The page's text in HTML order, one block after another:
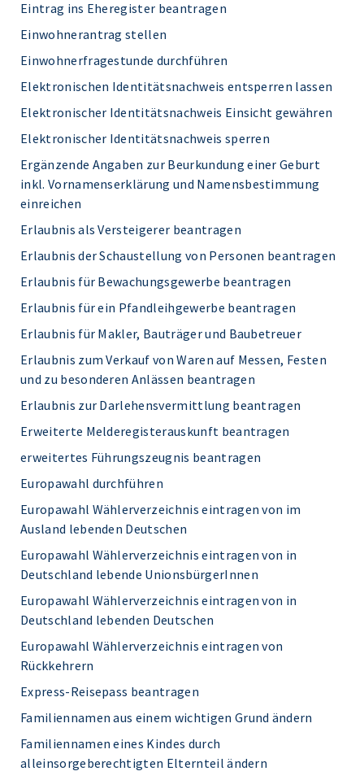
Eintrag ins Eheregister beantragen
Einwohnerantrag stellen
Einwohnerfragestunde durchführen
Elektronischen Identitätsnachweis entsperren lassen
Elektronischer Identitätsnachweis Einsicht gewähren
Elektronischer Identitätsnachweis sperren
Ergänzende Angaben zur Beurkundung einer Geburt
inkl. Vornamenserklärung und Namensbestimmung
einreichen
Erlaubnis als Versteigerer beantragen
Erlaubnis der Schaustellung von Personen beantragen
Erlaubnis für Bewachungsgewerbe beantragen
Erlaubnis für ein Pfandleihgewerbe beantragen
Erlaubnis für Makler, Bauträger und Baubetreuer
Erlaubnis zum Verkauf von Waren auf Messen, Festen
und zu besonderen Anlässen beantragen
Erlaubnis zur Darlehensvermittlung beantragen
Erweiterte Melderegisterauskunft beantragen
erweitertes Führungszeugnis beantragen
Europawahl durchführen
Europawahl Wählerverzeichnis eintragen von im
Ausland lebenden Deutschen
Europawahl Wählerverzeichnis eintragen von in
Deutschland lebende UnionsbürgerInnen
Europawahl Wählerverzeichnis eintragen von in
Deutschland lebenden Deutschen
Europawahl Wählerverzeichnis eintragen von
Rückkehrern
Express-Reisepass beantragen
Familiennamen aus einem wichtigen Grund ändern
Familiennamen eines Kindes durch
alleinsorgeberechtigten Elternteil ändern